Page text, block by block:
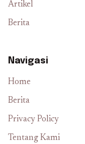
Artikel
Berita
Navigasi
Home
Berita
Privacy Policy
Tentang Kami